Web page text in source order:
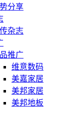
分享
杂志
推广
维意数码
美嘉家居
美邦家居
美邦地板